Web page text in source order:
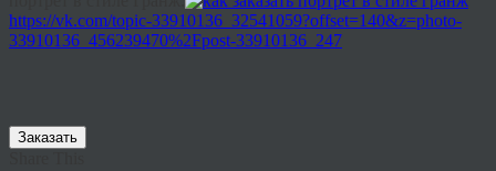
https://vk.com/topic-33910136_32541059?offset=140&z=photo-
33910136_456239470%2Fpost-33910136_247
Заказать